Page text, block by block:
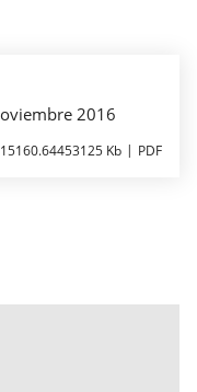
2016
15160.64453125 Kb PDF